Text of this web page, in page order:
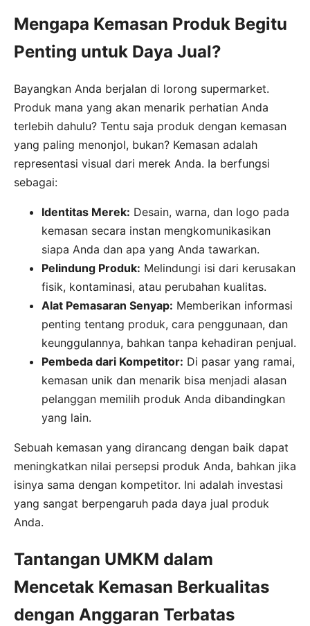
Mengapa Kemasan Produk Begitu
Penting untuk Daya Jual?
Bayangkan Anda berjalan di lorong supermarket.
Produk mana yang akan menarik perhatian Anda
terlebih dahulu? Tentu saja produk dengan kemasan
yang paling menonjol, bukan? Kemasan adalah
representasi visual dari merek Anda. Ia berfungsi
sebagai:
Identitas Merek: Desain, warna, dan logo pada
kemasan secara instan mengkomunikasikan
siapa Anda dan apa yang Anda tawarkan.
Pelindung Produk: Melindungi isi dari kerusakan
fisik, kontaminasi, atau perubahan kualitas.
Alat Pemasaran Senyap: Memberikan informasi
penting tentang produk, cara penggunaan, dan
keunggulannya, bahkan tanpa kehadiran penjual.
Pembeda dari Kompetitor: Di pasar yang ramai,
kemasan unik dan menarik bisa menjadi alasan
pelanggan memilih produk Anda dibandingkan
yang lain.
Sebuah kemasan yang dirancang dengan baik dapat
meningkatkan nilai persepsi produk Anda, bahkan jika
isinya sama dengan kompetitor. Ini adalah investasi
yang sangat berpengaruh pada daya jual produk
Anda.
Tantangan UMKM dalam
Mencetak Kemasan Berkualitas
dengan Anggaran Terbatas